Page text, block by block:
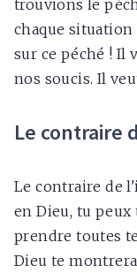
trouvions le
chaque
sur ce péché ! Il
nos soucis. Il
Le contraire
Le contraire de
en Dieu, tu
prendre toutes
Dieu te